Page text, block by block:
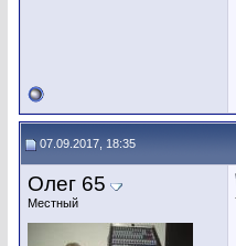
07.09.2017, 18:35
Олег 65
Местный